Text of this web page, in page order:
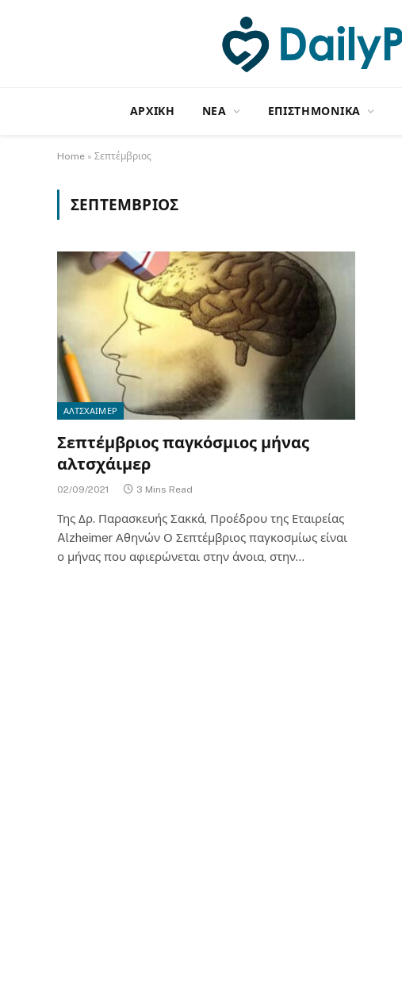
ΑΡΧΙΚΗ NΕΑ ΕΠΙΣΤΗΜΟΝΙΚΑ
Home » Σεπτέμβριος
ΣΕΠΤΈΜΒΡΙΟΣ
ΑΛΤΣΧΑΙΜΕΡ
Σεπτέμβριος παγκόσμιος μήνας
αλτσχάιμερ
02/09/2021 3 Mins Read
Της Δρ. Παρασκευής Σακκά, Προέδρου της Εταιρείας
Alzheimer Αθηνών Ο Σεπτέμβριος παγκοσμίως είναι
ο μήνας που αφιερώνεται στην άνοια, στην…